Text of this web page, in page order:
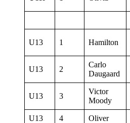
U13 1 Hamilton
U13 2
Carlo
Daugaard
U13 3
Victor
Moody
U13 4 Oliver